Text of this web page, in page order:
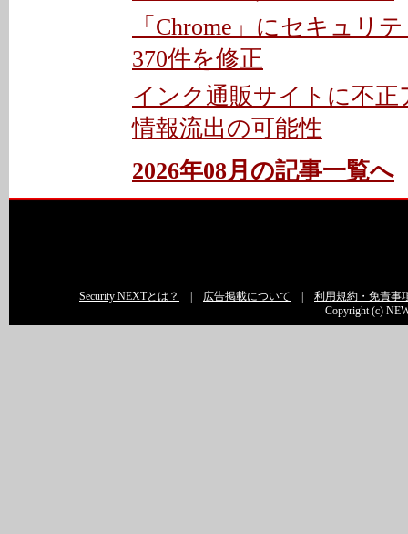
「Chrome」にセキュリ
370件を修正
インク通販サイトに不正
情報流出の可能性
2026年08月の記事一覧へ
Security NEXTとは？ | 広告掲載について | 利用規約・免責事
Copyright (c)